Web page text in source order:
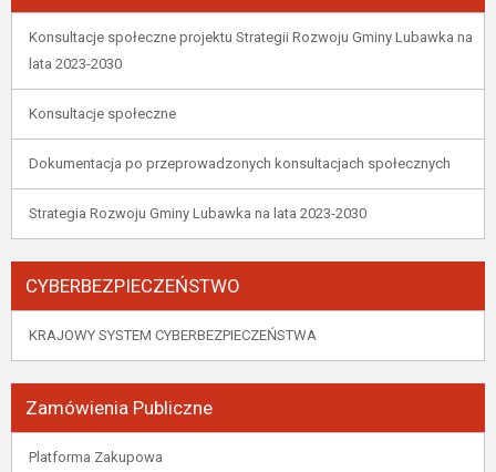
Konsultacje społeczne projektu Strategii Rozwoju Gminy Lubawka na
lata 2023-2030
Konsultacje społeczne
Dokumentacja po przeprowadzonych konsultacjach społecznych
Strategia Rozwoju Gminy Lubawka na lata 2023-2030
CYBERBEZPIECZEŃSTWO
KRAJOWY SYSTEM CYBERBEZPIECZEŃSTWA
Zamówienia Publiczne
Platforma Zakupowa